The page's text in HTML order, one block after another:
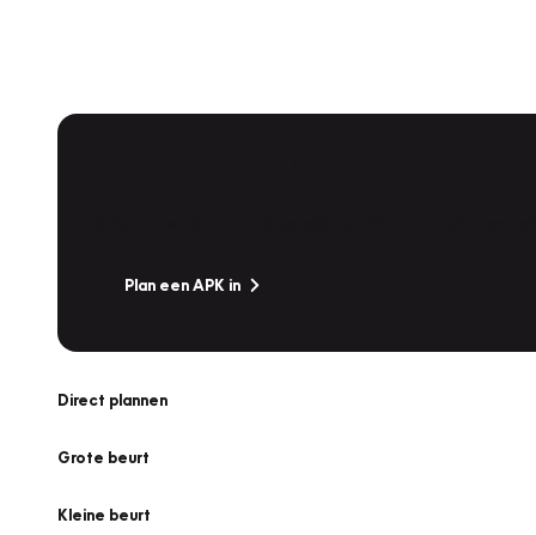
Plan een APK in
Direct plannen
Grote beurt
Kleine beurt